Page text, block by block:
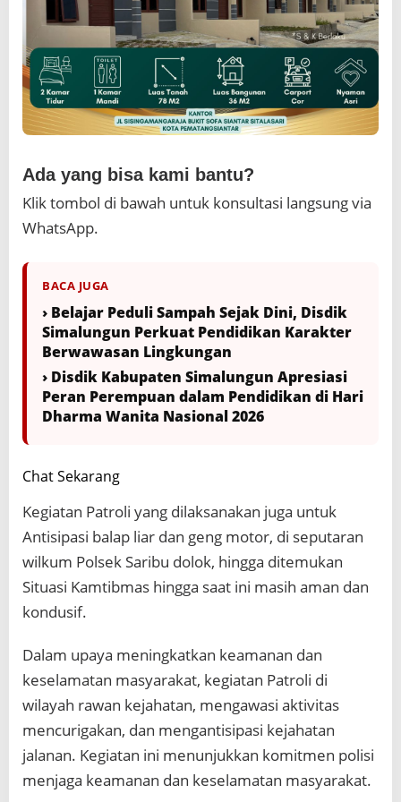
Ada yang bisa kami bantu?
Klik tombol di bawah untuk konsultasi langsung via
WhatsApp.
BACA JUGA
› Belajar Peduli Sampah Sejak Dini, Disdik
Simalungun Perkuat Pendidikan Karakter
Berwawasan Lingkungan
› Disdik Kabupaten Simalungun Apresiasi
Peran Perempuan dalam Pendidikan di Hari
Dharma Wanita Nasional 2026
Chat Sekarang
Kegiatan Patroli yang dilaksanakan juga untuk
Antisipasi balap liar dan geng motor, di seputaran
wilkum Polsek Saribu dolok, hingga ditemukan
Situasi Kamtibmas hingga saat ini masih aman dan
kondusif.
Dalam upaya meningkatkan keamanan dan
keselamatan masyarakat, kegiatan Patroli di
wilayah rawan kejahatan, mengawasi aktivitas
mencurigakan, dan mengantisipasi kejahatan
jalanan. Kegiatan ini menunjukkan komitmen polisi
menjaga keamanan dan keselamatan masyarakat.